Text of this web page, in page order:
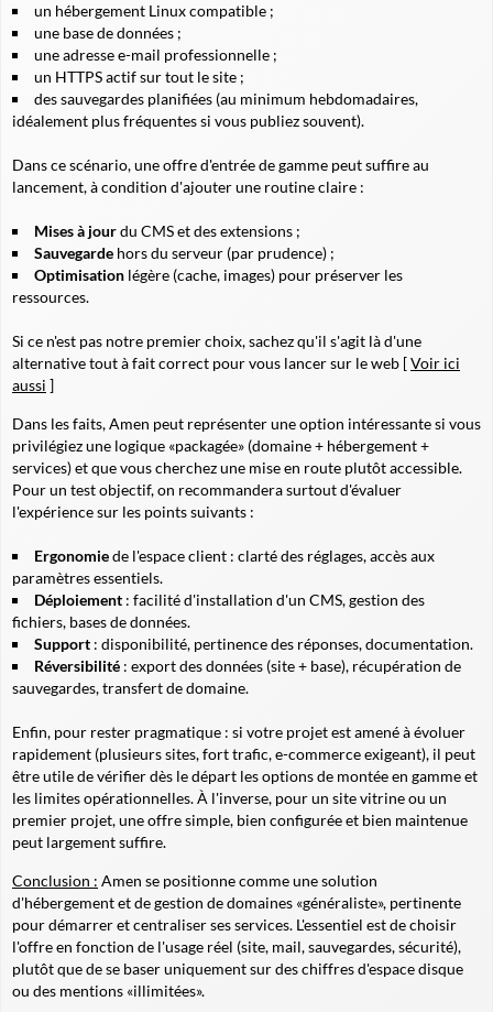
un hébergement Linux compatible ;
une base de données ;
une adresse e-mail professionnelle ;
un HTTPS actif sur tout le site ;
des sauvegardes planifiées (au minimum hebdomadaires,
idéalement plus fréquentes si vous publiez souvent).
Dans ce scénario, une offre d'entrée de gamme peut suffire au
lancement, à condition d'ajouter une routine claire :
Mises à jourdu CMS et des extensions ;
Sauvegarde hors du serveur (par prudence) ;
Optimisation légère (cache, images) pour préserver les
ressources.
Si ce n'est pas notre premier choix, sachez qu'il s'agit là d'une
alternative tout à fait correct pour vous lancer sur le web [Voir ici
aussi ]
Dans les faits, Amen peut représenter une option intéressante si vous
privilégiez une logique «packagée» (domaine + hébergement +
services) et que vous cherchez une mise en route plutôt accessible.
Pour un test objectif, on recommandera surtout d'évaluer
l'expérience sur les points suivants :
Ergonomiede l'espace client : clarté des réglages, accès aux
paramètres essentiels.
Déploiement : facilité d'installation d'un CMS, gestion des
fichiers, bases de données.
Support : disponibilité, pertinence des réponses, documentation.
Réversibilité : export des données (site + base), récupération de
sauvegardes, transfert de domaine.
Enfin, pour rester pragmatique : si votre projet est amené à évoluer
rapidement (plusieurs sites, fort trafic, e-commerce exigeant), il peut
être utile de vérifier dès le départ les options de montée en gamme et
les limites opérationnelles. À l'inverse, pour un site vitrine ou un
premier projet, une offre simple, bien configurée et bien maintenue
peut largement suffire.
Conclusion : Amen se positionne comme une solution
d'hébergement et de gestion de domaines «généraliste», pertinente
pour démarrer et centraliser ses services. L'essentiel est de choisir
l'offre en fonction de l'usage réel (site, mail, sauvegardes, sécurité),
plutôt que de se baser uniquement sur des chiffres d'espace disque
ou des mentions «illimitées».